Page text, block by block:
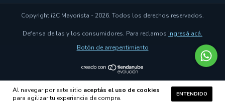
Al navegar por este sitio aceptás el uso de cookies
para agilizar tu experiencia de compra.
ENTENDIDO
Copyright i2C Mayorista - 2026. Todos los derechos reservados.
Defensa de las y los consumidores. Para reclamos ingresá acá.
Botón de arrepentimiento